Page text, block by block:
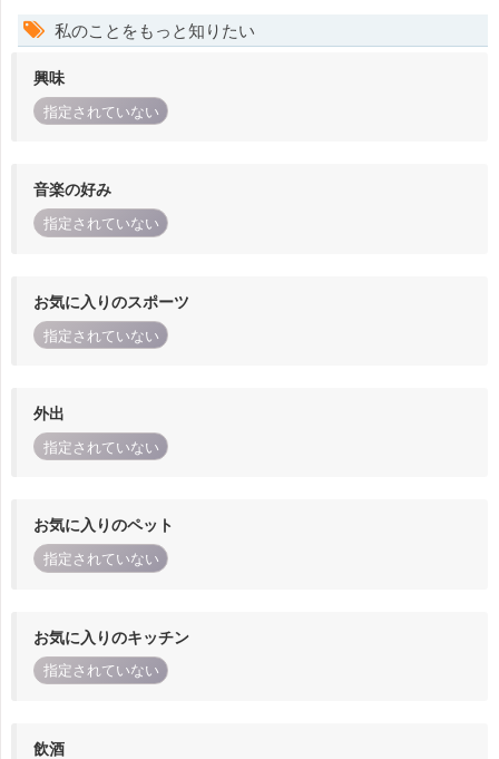
私のことをもっと知りたい
興味
指定されていない
音楽の好み
指定されていない
お気に入りのスポーツ
指定されていない
外出
指定されていない
お気に入りのペット
指定されていない
お気に入りのキッチン
指定されていない
飲酒